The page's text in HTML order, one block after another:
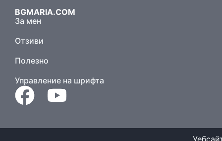
BGMARIA.COM
За мен
Отзиви
Полезно
Управление на шрифта